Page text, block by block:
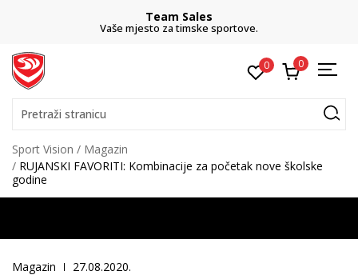
Team Sales
Vaše mjesto za timske sportove.
0 0
Pretraži stranicu
Sport Vision
Magazin
RUJANSKI FAVORITI: Kombinacije za početak nove školske
godine
Magazin 27.08.2020.